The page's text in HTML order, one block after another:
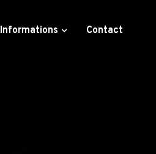
Informations Contact